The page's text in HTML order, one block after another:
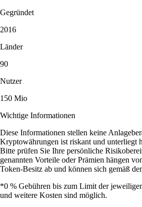
Gegründet
2016
Länder
90
Nutzer
150 Mio
Wichtige Informationen
Diese Informationen stellen keine
Kryptowährungen ist riskant und unterliegt
Bitte prüfen Sie Ihre persönliche
genannten Vorteile oder Prämien hängen
Token-Besitz ab und können sich gemäß
*0 % Gebühren bis zum Limit der
und weitere Kosten sind möglich.